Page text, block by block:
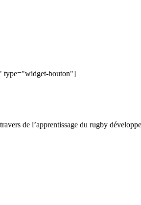
type="widget-bouton"]
de l’apprentissage du rugby